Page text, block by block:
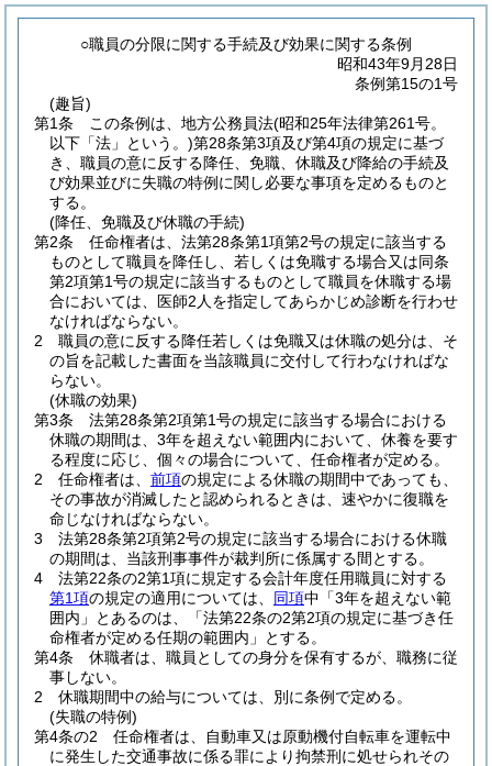
○職員の分限に関する手続及び効果に関する条例
昭和43年9月28日
条例第15の1号
(趣旨)
第1条
この条例は、地方公務員法(昭和25年法律第261号。
以下「法」という。)第28条第3項及び第4項の規定に基づ
き、職員の意に反する降任、免職、休職及び降給の手続及
び効果並びに失職の特例に関し必要な事項を定めるものと
する。
(降任、免職及び休職の手続)
第2条
任命権者は、法第28条第1項第2号の規定に該当する
ものとして職員を降任し、若しくは免職する場合又は同条
第2項第1号の規定に該当するものとして職員を休職する場
合においては、医師2人を指定してあらかじめ診断を行わせ
なければならない。
2
職員の意に反する降任若しくは免職又は休職の処分は、そ
の旨を記載した書面を当該職員に交付して行わなければな
らない。
(休職の効果)
第3条
法第28条第2項第1号の規定に該当する場合における
休職の期間は、3年を超えない範囲内において、休養を要す
る程度に応じ、個々の場合について、任命権者が定める。
2
任命権者は、 前項の規定による休職の期間中であっても、
その事故が消滅したと認められるときは、速やかに復職を
命じなければならない。
3
法第28条第2項第2号の規定に該当する場合における休職
の期間は、当該刑事事件が裁判所に係属する間とする。
4
法第22条の2第1項に規定する会計年度任用職員に対する
第1項の規定の適用については、 同項中「3年を超えない範
囲内」とあるのは、「法第22条の2第2項の規定に基づき任
命権者が定める任期の範囲内」とする。
第4条
休職者は、職員としての身分を保有するが、職務に従
事しない。
2
休職期間中の給与については、別に条例で定める。
(失職の特例)
第4条の2
任命権者は、自動車又は原動機付自転車を運転中
に発生した交通事故に係る罪により拘禁刑に処せられその